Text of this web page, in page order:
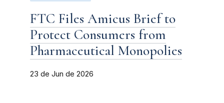
FTC Files Amicus Brief to
Protect Consumers from
Pharmaceutical Monopolies
23 de Jun de 2026